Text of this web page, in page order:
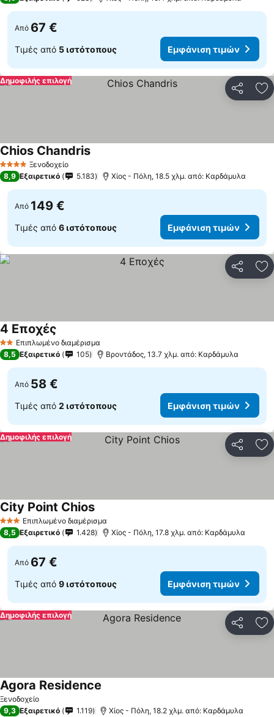
Από 67 €
Τιμές από 5 ιστότοπους Εμφάνιση τιμών
Δημοφιλής επιλογή
4 ΑστέριαΞενοδοχείο
Chios Chandris
8,9 Εξαιρετικό 5.183 Χίος - Πόλη, 18.5 χλμ. από: Καρδάμυλα
Από 149 €
Τιμές από 6 ιστότοπους Εμφάνιση τιμών
2 ΑστέριαΕπιπλωμένο διαμέρισμα
4 Εποχές
8,5 Εξαιρετικό 105 Bροντάδος, 13.7 χλμ. από: Καρδάμυλα
Από 58 €
Τιμές από 2 ιστότοπους Εμφάνιση τιμών
Δημοφιλής επιλογή
3 ΑστέριαΕπιπλωμένο διαμέρισμα
City Point Chios
8,5 Εξαιρετικό 1.428 Χίος - Πόλη, 17.8 χλμ. από: Καρδάμυλα
Από 67 €
Τιμές από 9 ιστότοπους Εμφάνιση τιμών
Δημοφιλής επιλογή
Ξενοδοχείο
Agora Residence
9,3 Εξαιρετικό 1.119 Χίος - Πόλη, 18.2 χλμ. από: Καρδάμυλα